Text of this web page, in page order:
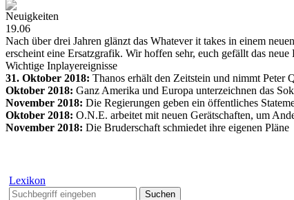
Neuigkeiten
19.06
Nach über drei Jahren glänzt das Whatever it takes in einem
erscheint eine Ersatzgrafik. Wir hoffen sehr, euch gefällt das neue
Wichtige Inplayereignisse
31. Oktober 2018: Thanos erhält den Zeitstein und nimmt Peter
Oktober 2018: Ganz Amerika und Europa unterzeichnen das
November 2018: Die Regierungen geben ein öffentliches
Oktober 2018: O.N.E. arbeitet mit neuen Gerätschaften, um
November 2018: Die Bruderschaft schmiedet ihre eigenen Pläne
Lexikon
Suchen